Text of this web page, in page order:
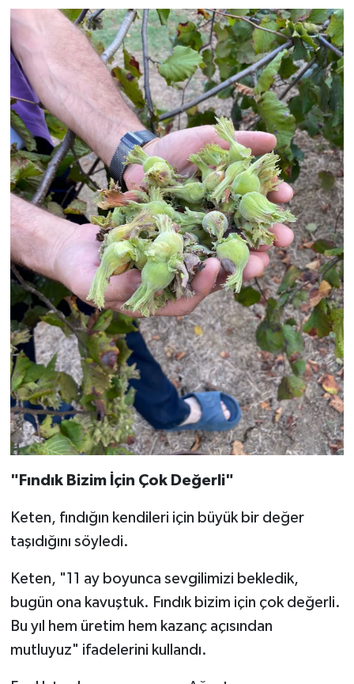
"Fındık Bizim İçin Çok Değerli"
Keten, fındığın kendileri için büyük bir değer
taşıdığını söyledi.
Keten, "11 ay boyunca sevgilimizi bekledik,
bugün ona kavuştuk. Fındık bizim için çok değerli.
Bu yıl hem üretim hem kazanç açısından
mutluyuz" ifadelerini kullandı.